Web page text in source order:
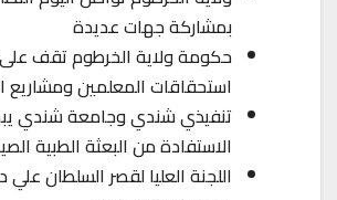
بمشاركة جهات عديدة
حكومة ولاية الخرطوم تقف
استحقاقات المعلمين ومشاريع
تنفيذي شندي وجامعة شندي
الاستفادة من البعثة الطبية
اللجنة العليا لقصر السلطان علي